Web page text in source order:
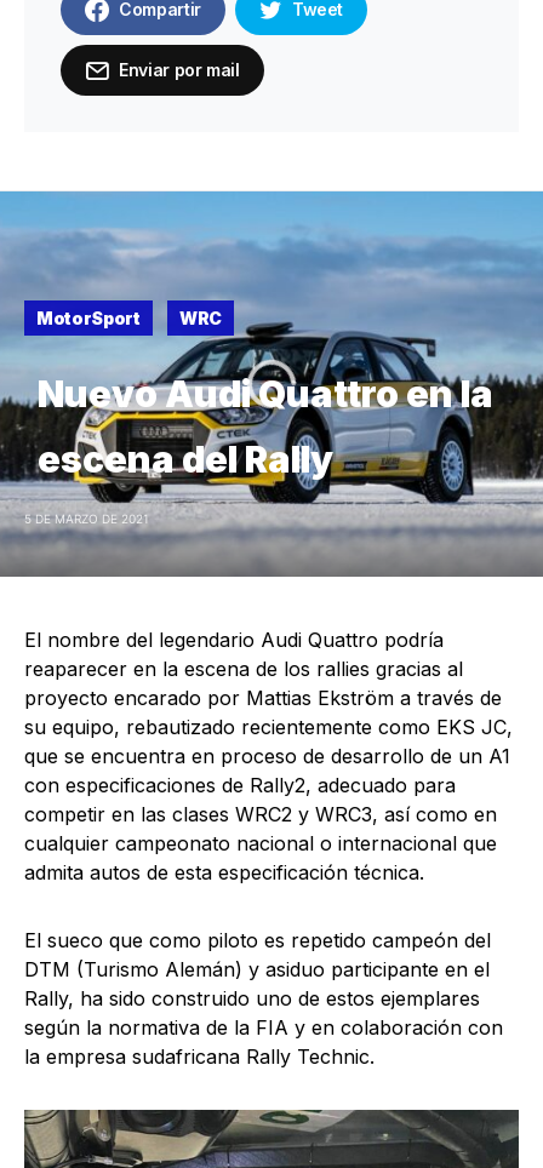
Compartir Tweet
Enviar por mail
MotorSport WRC
Nuevo Audi Quattro en la
escena del Rally
5 DE MARZO DE 2021
El nombre del legendario Audi Quattro podría
reaparecer en la escena de los rallies gracias al
proyecto encarado por Mattias Ekström a través de
su equipo, rebautizado recientemente como EKS JC,
que se encuentra en proceso de desarrollo de un A1
con especificaciones de Rally2, adecuado para
competir en las clases WRC2 y WRC3, así como en
cualquier campeonato nacional o internacional que
admita autos de esta especificación técnica.
El sueco que como piloto es repetido campeón del
DTM (Turismo Alemán) y asiduo participante en el
Rally, ha sido construido uno de estos ejemplares
según la normativa de la FIA y en colaboración con
la empresa sudafricana Rally Technic.